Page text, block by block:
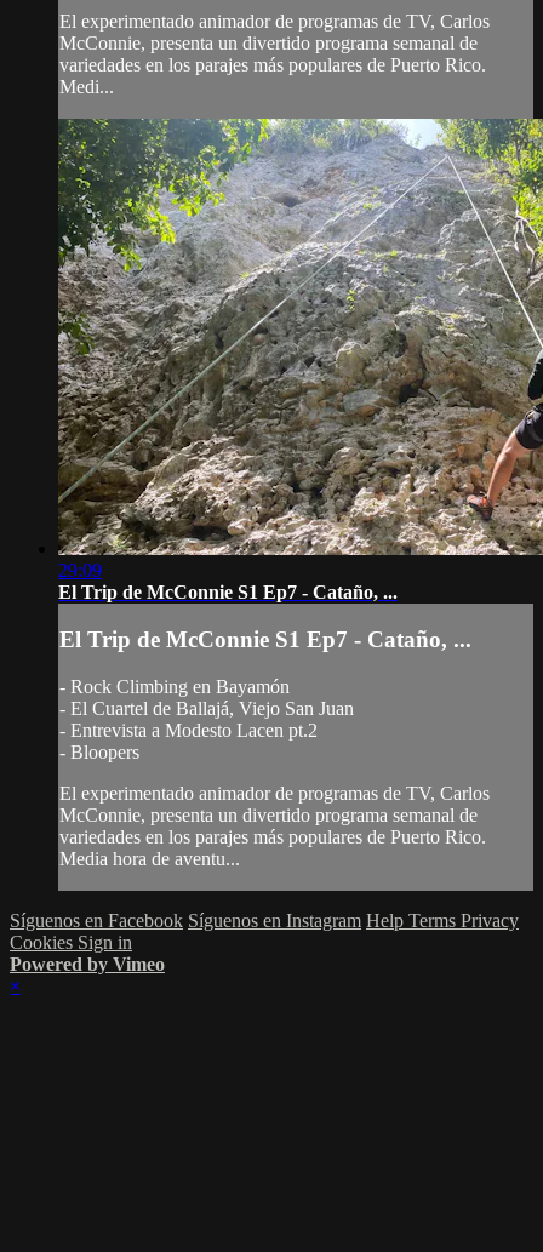
El experimentado animador de programas de TV, Carlos
McConnie, presenta un divertido programa semanal de
variedades en los parajes más populares de Puerto Rico.
Medi...
29:09
El Trip de McConnie S1 Ep7 - Cataño, ...
El Trip de McConnie S1 Ep7 - Cataño, ...
- Rock Climbing en Bayamón
- El Cuartel de Ballajá, Viejo San Juan
- Entrevista a Modesto Lacen pt.2
- Bloopers
El experimentado animador de programas de TV, Carlos
McConnie, presenta un divertido programa semanal de
variedades en los parajes más populares de Puerto Rico.
Media hora de aventu...
Síguenos en Facebook Síguenos en Instagram Help Terms Privacy
Cookies Sign in
Powered by Vimeo
×